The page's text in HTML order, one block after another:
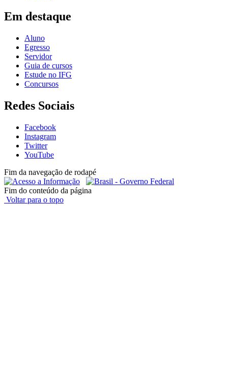
Em destaque
Aluno
Egresso
Servidor
Guia de cursos
Estude no IFG
Concursos
Redes Sociais
Facebook
Instagram
Twitter
YouTube
Fim da navegação de rodapé
Fim do conteúdo da página
Voltar para o topo